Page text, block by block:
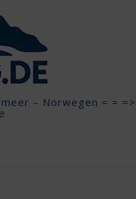
– Norwegen = = =>